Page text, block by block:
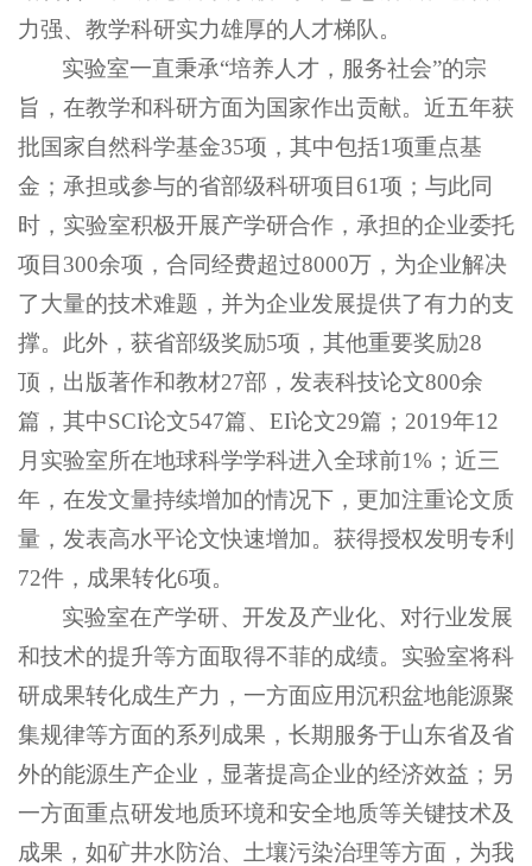
力强、教学科研实力雄厚的人才梯队。
实验室一直秉承“培养人才，服务社会”的宗
旨，在教学和科研方面为国家作出贡献。近五年获
批国家自然科学基金35项，其中包括1项重点基
金；承担或参与的省部级科研项目61项；与此同
时，实验室积极开展产学研合作，承担的企业委托
项目300余项，合同经费超过8000万，为企业解决
了大量的技术难题，并为企业发展提供了有力的支
撑。此外，获省部级奖励5项，其他重要奖励28
顶，出版著作和教材27部，发表科技论文800余
篇，其中SCI论文547篇、EI论文29篇；2019年12
月实验室所在地球科学学科进入全球前1%；近三
年，在发文量持续增加的情况下，更加注重论文质
量，发表高水平论文快速增加。获得授权发明专利
72件，成果转化6项。
实验室在产学研、开发及产业化、对行业发展
和技术的提升等方面取得不菲的成绩。实验室将科
研成果转化成生产力，一方面应用沉积盆地能源聚
集规律等方面的系列成果，长期服务于山东省及省
外的能源生产企业，显著提高企业的经济效益；另
一方面重点研发地质环境和安全地质等关键技术及
成果，如矿井水防治、土壤污染治理等方面，为我